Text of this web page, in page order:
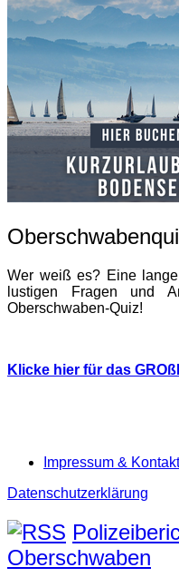
Wer weiß es? Eine
lustigen Fragen und
Oberschwaben-Quiz!
Klicke hier für das
Impressum & Kontakt
Datenschutzerklärung
Oberschwaben